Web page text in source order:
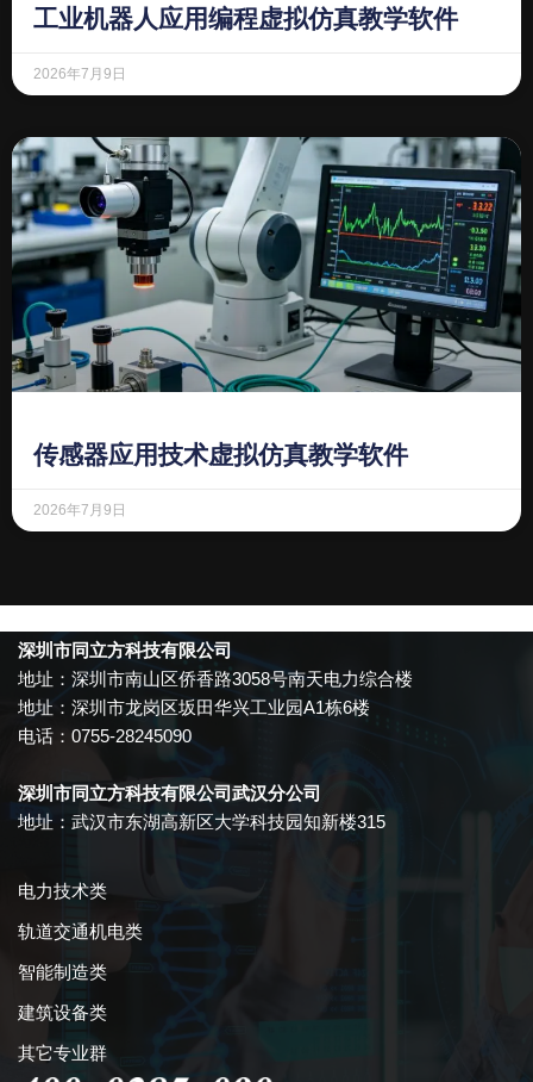
工业机器人应用编程虚拟仿真教学软件
2026年7月9日
传感器应用技术虚拟仿真教学软件
2026年7月9日
深圳市同立方科技有限公司
地址：深圳市南山区侨香路3058号南天电力综合楼
地址：深圳市龙岗区坂田华兴工业园A1栋6楼
电话：0755-28245090
深圳市同立方科技有限公司武汉分公司
地址：武汉市东湖高新区大学科技园知新楼315
电力技术类
轨道交通机电类
智能制造类
建筑设备类
其它专业群